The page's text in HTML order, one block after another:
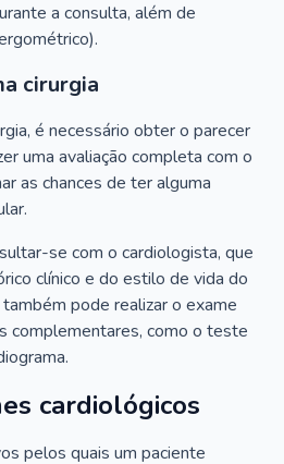
a consulta, além de
cirurgia
é necessário obter o parecer
uma avaliação completa com o
as chances de ter alguma
se com o cardiologista, que
clínico e do estilo de vida do
pode realizar o exame
complementares, como o teste
cardiológicos
pelos quais um paciente